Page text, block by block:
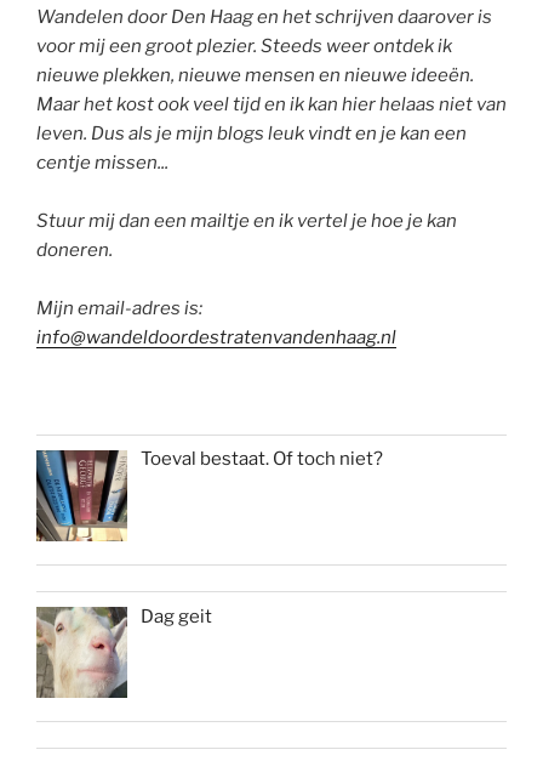
Wandelen door Den Haag en het schrijven daarover is
voor mij een groot plezier. Steeds weer ontdek ik
nieuwe plekken, nieuwe mensen en nieuwe ideeën.
Maar het kost ook veel tijd en ik kan hier helaas niet van
leven. Dus als je mijn blogs leuk vindt en je kan een
centje missen...
Stuur mij dan een mailtje en ik vertel je hoe je kan
doneren.
Mijn email-adres is:
info@wandeldoordestratenvandenhaag.nl
Toeval bestaat. Of toch niet?
Dag geit